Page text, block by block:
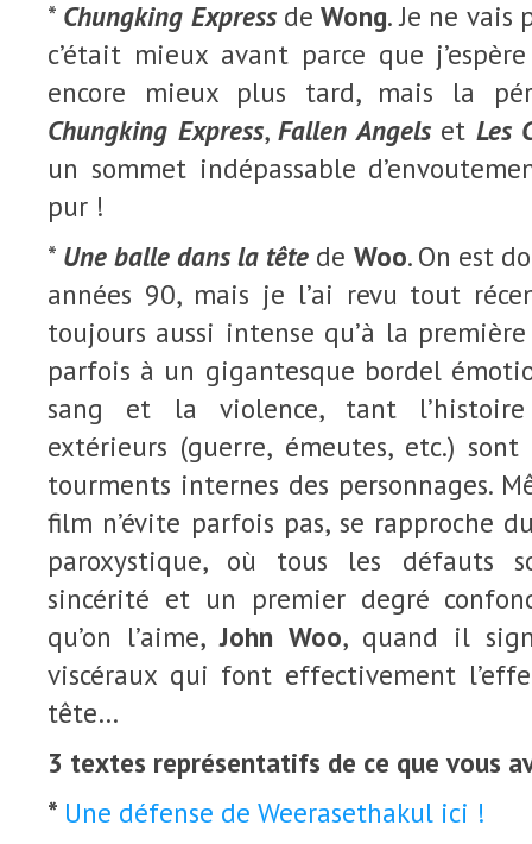
* Chungking ExpressdeWong. Je ne vais
c’était mieux avant parce que
encore mieux plus tard, mais la
Chungking Express,Fallen Angels et Les
un sommet indépassable
pur !
* Une balle dans la tête de Woo. On est
années 90, mais je l’ai revu tout
toujours aussi intense qu’à la
parfois à un gigantesque bordel
sang et la violence, tant
extérieurs (guerre, émeutes, etc.)
tourments internes des personnages.
film n’évite parfois pas, se rapproche
paroxystique, où tous les défauts
sincérité et un premier degré
qu’on l’aime,John Woo, quand il
viscéraux qui font effectivement
tête…
3 textes représentatifs de ce que vous
* Une défense de Weerasethakul ici !